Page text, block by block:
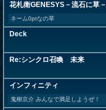
花札衛GENESYS－流石に草－
ネーム0ptなの草
Deck
Re:シンクロ召喚 未来
インフィニティ
鬼柳京介 みんなで満足しようぜ！